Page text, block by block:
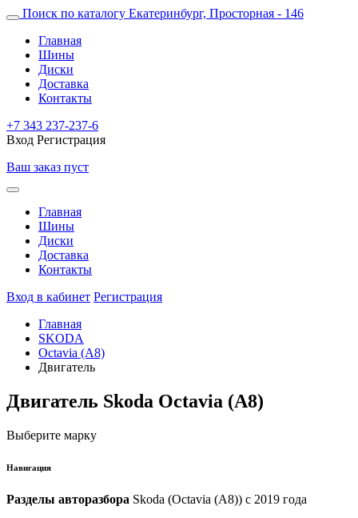
Поиск по каталогу Екатеринбург, Просторная - 146
Главная
Шины
Диски
Доставка
Контакты
+7 343 237-237-6
Вход Регистрация
Ваш заказ пуст
Главная
Шины
Диски
Доставка
Контакты
Вход в кабинет Регистрация
Главная
SKODA
Octavia (A8)
Двигатель
Двигатель Skoda Octavia (A8)
Выберите марку
Навигация
Разделы авторазбора Skoda (Octavia (A8)) с 2019 года